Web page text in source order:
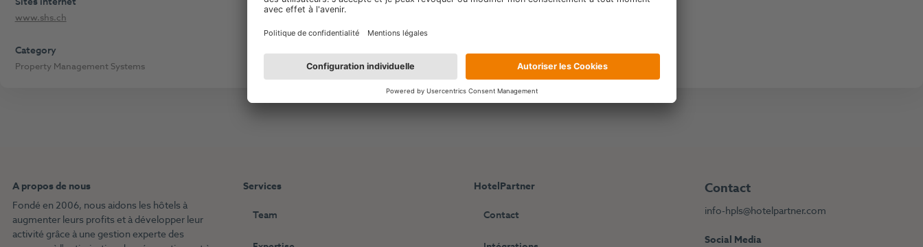
www.shs.ch
Category
Property Management Systems
A propos de nous
Fondé en 2006, nous aidons les hôtels à
augmenter leurs profits et à développer leur
activité grâce à une gestion experte des
Services
Team
HotelPartner
Contact
Contact
info-hpls@hotelpartner.com
Social Media